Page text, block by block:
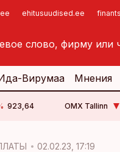
ehitusuudised.ee
Вирумаа Мнения
923,64 OMX Tallinn
02.02.23, 17:19